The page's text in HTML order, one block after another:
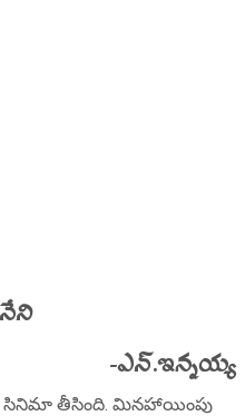
-ఎన్.ఇన్నయ్య
సినిమా తీసింది. మినహాయింపు